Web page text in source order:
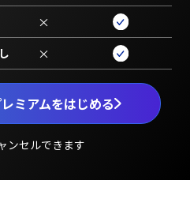
ミアムをはじめる
ンセルできます
×
×